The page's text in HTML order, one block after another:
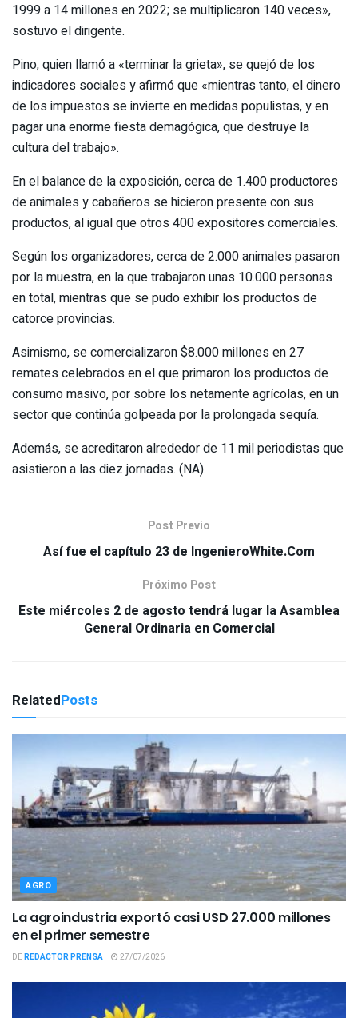
1999 a 14 millones en 2022; se multiplicaron 140 veces»,
sostuvo el dirigente.
Pino, quien llamó a «terminar la grieta», se quejó de los
indicadores sociales y afirmó que «mientras tanto, el dinero
de los impuestos se invierte en medidas populistas, y en
pagar una enorme fiesta demagógica, que destruye la
cultura del trabajo».
En el balance de la exposición, cerca de 1.400 productores
de animales y cabañeros se hicieron presente con sus
productos, al igual que otros 400 expositores comerciales.
Según los organizadores, cerca de 2.000 animales pasaron
por la muestra, en la que trabajaron unas 10.000 personas
en total, mientras que se pudo exhibir los productos de
catorce provincias.
Asimismo, se comercializaron $8.000 millones en 27
remates celebrados en el que primaron los productos de
consumo masivo, por sobre los netamente agrícolas, en un
sector que continúa golpeada por la prolongada sequía.
Además, se acreditaron alrededor de 11 mil periodistas que
asistieron a las diez jornadas. (NA).
Post Previo
Así fue el capítulo 23 de IngenieroWhite.Com
Próximo Post
Este miércoles 2 de agosto tendrá lugar la Asamblea
General Ordinaria en Comercial
RelatedPosts
AGRO
La agroindustria exportó casi USD 27.000 millones
en el primer semestre
DEREDACTOR PRENSA 27/07/2026